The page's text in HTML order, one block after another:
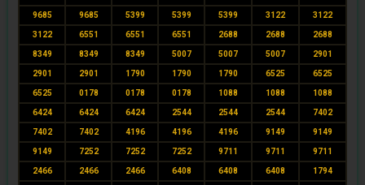
9685 9685 5399 5399 5399 3122 3122
3122 6551 6551 6551 2688 2688 2688
8349 8349 8349 5007 5007 5007 2901
2901 2901 1790 1790 1790 6525 6525
6525 0178 0178 0178 1088 1088 1088
6424 6424 6424 2544 2544 2544 7402
7402 7402 4196 4196 4196 9149 9149
9149 7252 7252 7252 9711 9711 9711
2466 2466 2466 6408 6408 6408 1794